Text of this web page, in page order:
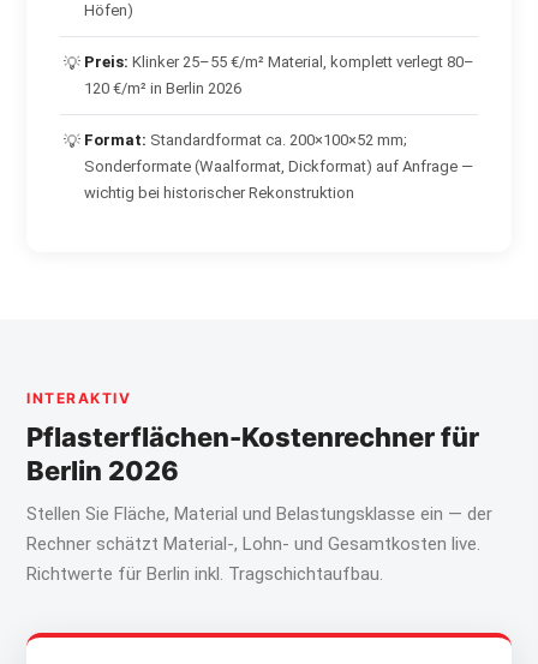
Höfen)
💡 Preis: Klinker 25–55 €/m² Material, komplett verlegt 80–
120 €/m² in Berlin 2026
💡 Format: Standardformat ca. 200×100×52 mm;
Sonderformate (Waalformat, Dickformat) auf Anfrage —
wichtig bei historischer Rekonstruktion
INTERAKTIV
Pflasterflächen-Kostenrechner für
Berlin 2026
Stellen Sie Fläche, Material und Belastungsklasse ein — der
Rechner schätzt Material-, Lohn- und Gesamtkosten live.
Richtwerte für Berlin inkl. Tragschichtaufbau.